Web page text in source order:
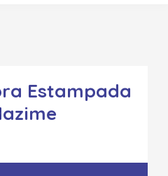
Estampada